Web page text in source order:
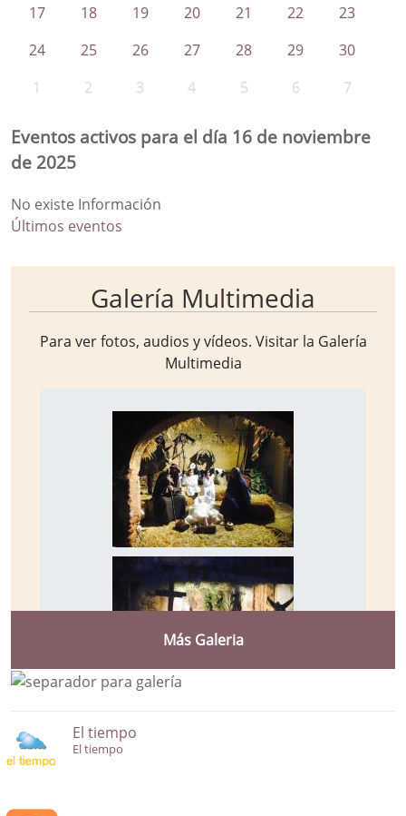
17 18 19 20 21 22
23
24
25 26 27 28 29
30
1
2 3 4 5 6 7
Eventos activos para el día 16 de noviembre
de 2025
No existe Información
Últimos eventos
Galería Multimedia
Para ver fotos, audios y vídeos. Visitar la Galería
Multimedia
Más Galeria
El tiempo
El tiempo